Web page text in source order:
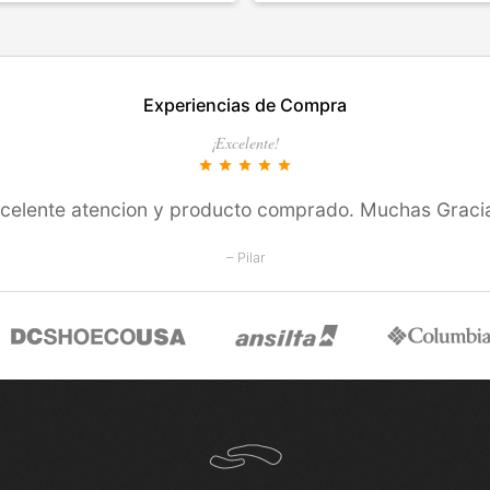
Experiencias de Compra
¡Excelente!
star star star star star
atencion y producto comprado. Muchas
– Pilar